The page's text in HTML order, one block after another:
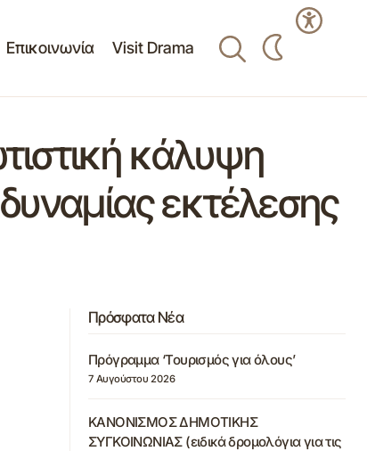
Επικοινωνία Visit Drama
κάλυψη
εκτέλεσης
Πρόσφατα Νέα
Πρόγραμμα ‘Τουρισμός για όλους’
7 Αυγούστου 2026
ΚΑΝΟΝΙΣΜΟΣ ΔΗΜΟΤΙΚΗΣ
ΣΥΓΚΟΙΝΩΝΙΑΣ (ειδικά δρομολόγια για τις